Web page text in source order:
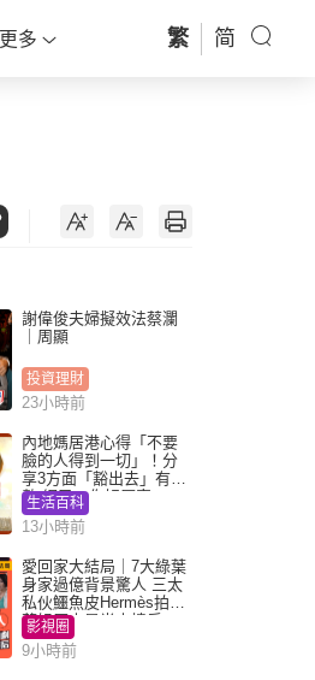
更多 繁 简
謝偉俊夫婦擬效法蔡瀾
｜周顯
投資理財
23小時前
內地媽居港心得「不要
臉的人得到一切」！分
享3方面「豁出去」有著
數 網民：你好厲害
生活百科
13小時前
愛回家大結局｜7大綠葉
身家過億背景驚人 三太
私伙鱷魚皮Hermès拍劇
蘇姐原來是半山樓后
影視圈
9小時前